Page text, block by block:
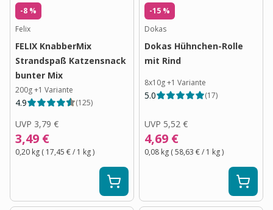
-8 %
Felix
FELIX KnabberMix
Strandspaß Katzensnack
bunter Mix
200g+1 Variante
4.9 (125)
UVP 3,79 €
3,49 €
0,20 kg ( 17,45 €/ 1 kg)
-15 %
Dokas
Dokas Hühnchen-Rolle
mit Rind
8x10g+1 Variante
5.0 (17)
UVP 5,52 €
4,69 €
0,08 kg (58,63 €/ 1 kg)